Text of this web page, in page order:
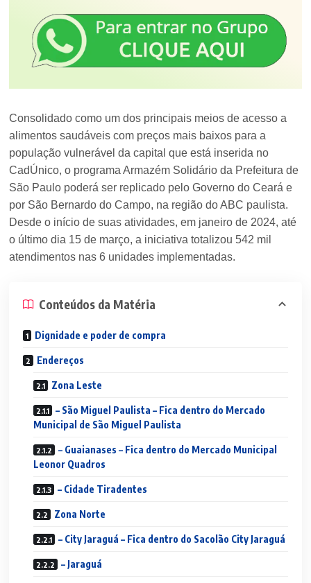
Consolidado como um dos principais meios de acesso a
alimentos saudáveis com preços mais baixos para a
população vulnerável da capital que está inserida no
CadÚnico, o programa Armazém Solidário da Prefeitura de
São Paulo poderá ser replicado pelo Governo do Ceará e
por São Bernardo do Campo, na região do ABC paulista.
Desde o início de suas atividades, em janeiro de 2024, até
o último dia 15 de março, a iniciativa totalizou 542 mil
atendimentos nas 6 unidades implementadas.
Conteúdos da Matéria
Dignidade e poder de compra
Endereços
Zona Leste
– São Miguel Paulista – Fica dentro do Mercado
Municipal de São Miguel Paulista
– Guaianases – Fica dentro do Mercado Municipal
Leonor Quadros
– Cidade Tiradentes
Zona Norte
– City Jaraguá – Fica dentro do Sacolão City Jaraguá
– Jaraguá